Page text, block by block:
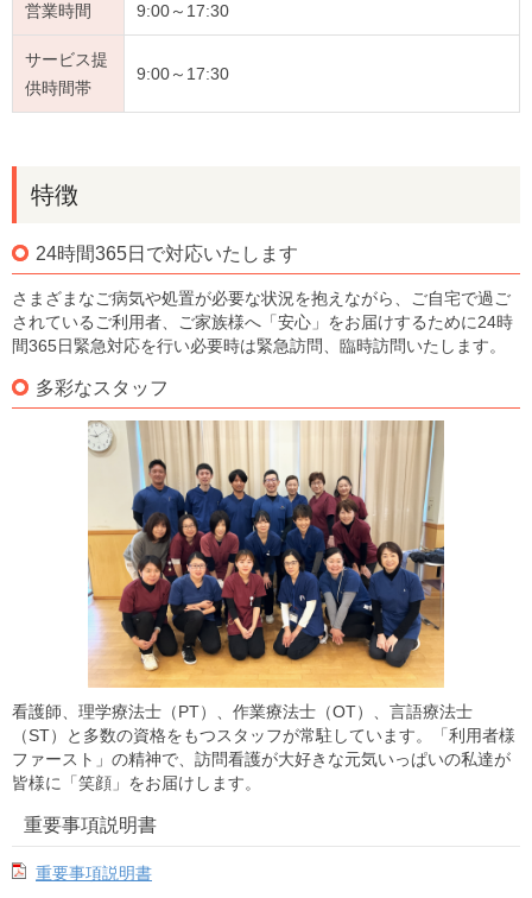
営業時間 9:00～17:30
サービス提
供時間帯
9:00～17:30
特徴
24時間365日で対応いたします
さまざまなご病気や処置が必要な状況を抱えながら、ご自宅で過ご
されているご利用者、ご家族様へ「安心」をお届けするために24時
間365日緊急対応を行い必要時は緊急訪問、臨時訪問いたします。
多彩なスタッフ
看護師、理学療法士（PT）、作業療法士（OT）、言語療法士
（ST）と多数の資格をもつスタッフが常駐しています。「利用者様
ファースト」の精神で、訪問看護が大好きな元気いっぱいの私達が
皆様に「笑顔」をお届けします。
重要事項説明書
重要事項説明書